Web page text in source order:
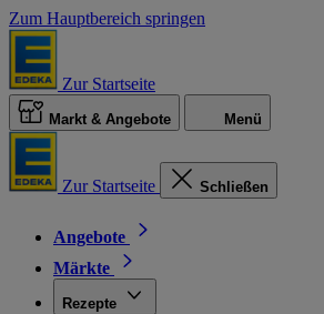
Zum Hauptbereich springen
Zur Startseite
Markt & Angebote Menü
Zur Startseite Schließen
Angebote
Märkte
Rezepte